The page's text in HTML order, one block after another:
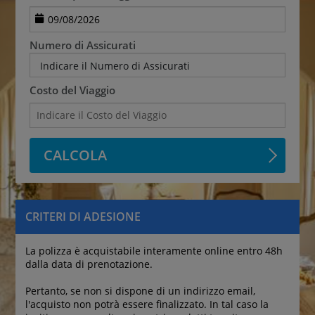
Numero di Assicurati
Indicare il Numero di Assicurati
Costo del Viaggio
CALCOLA
CRITERI DI ADESIONE
La polizza è acquistabile interamente online entro 48h
dalla data di prenotazione.
Pertanto, se non si dispone di un indirizzo email,
l'acquisto non potrà essere finalizzato. In tal caso la